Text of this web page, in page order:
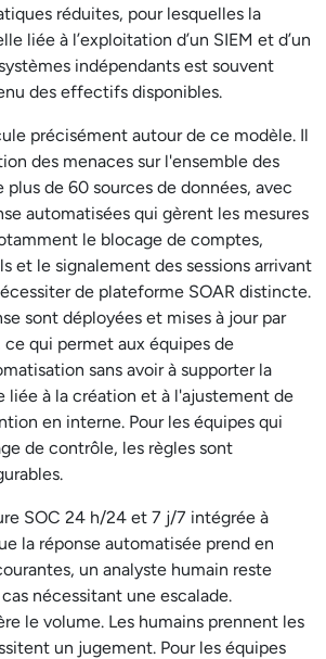
réduites, pour lesquelles la
liée à l’exploitation d’un SIEM et d’un
indépendants est souvent
des effectifs disponibles.
précisément autour de ce modèle. Il
des menaces sur l'ensemble des
plus de 60 sources de données, avec
automatisées qui gèrent les mesures
le blocage de comptes,
et le signalement des sessions arrivant
de plateforme SOAR distincte.
sont déployées et mises à jour par
ce qui permet aux équipes de
sans avoir à supporter la
liée à la création et à l'ajustement de
en interne. Pour les équipes qui
de contrôle, les règles sont
SOC 24 h/24 et 7 j/7 intégrée à
la réponse automatisée prend en
un analyste humain reste
nécessitant une escalade.
le volume. Les humains prennent les
un jugement. Pour les équipes